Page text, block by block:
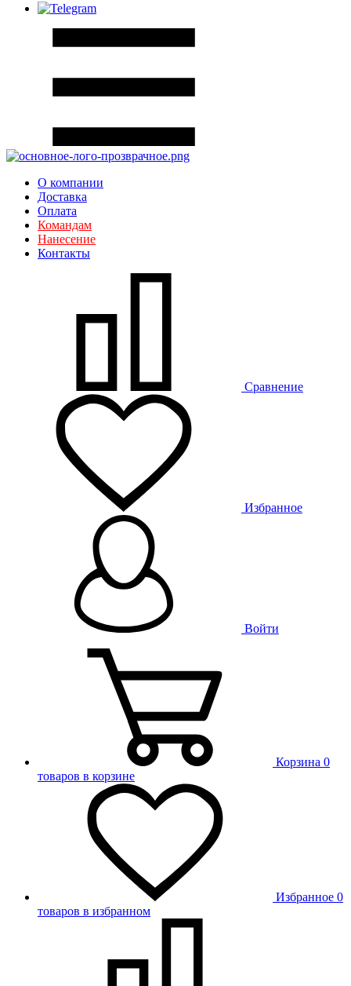
О компании
Доставка
Оплата
Командам
Нанесение
Контакты
Сравнение
Избранное
Войти
Корзина 0
товаров в корзине
Избранное 0
товаров в избранном